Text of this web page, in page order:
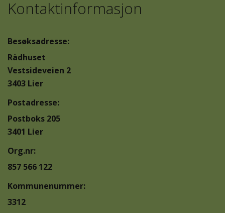
Kontaktinformasjon
Besøksadresse:
Rådhuset
Vestsideveien 2
3403 Lier
Postadresse:
Postboks 205
3401 Lier
Org.nr:
857 566 122
Kommunenummer:
3312